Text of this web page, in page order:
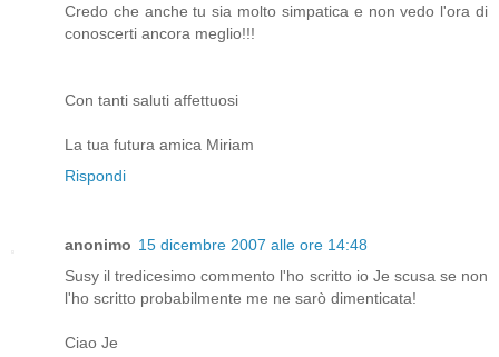
Credo che anche tu sia molto simpatica e non vedo l'ora di
conoscerti ancora meglio!!!
Con tanti saluti affettuosi
La tua futura amica Miriam
Rispondi
anonimo 15 dicembre 2007 alle ore 14:48
Susy il tredicesimo commento l'ho scritto io Je scusa se non
l'ho scritto probabilmente me ne sarò dimenticata!
Ciao Je